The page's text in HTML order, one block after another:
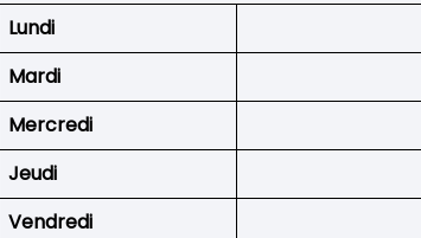
Lundi
Mardi
Mercredi
Jeudi
Vendredi